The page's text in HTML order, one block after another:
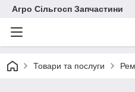
Агро Сільгосп Запчастини
Товари та послуги